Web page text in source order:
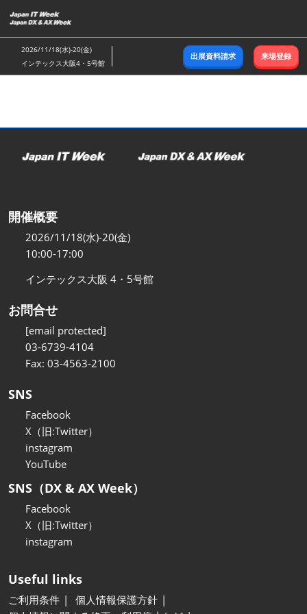
キ
ッ
し
む
2026/11/18(水)-20(金)
インテックス大阪4・5号館
出展資料請求 来場登録
開催概要
2026/11/18(水)-20(金)
10:00-17:00
インテックス大阪 4・5号館
お問合せ
[email protected]
03-6739-4104
Fax: 03-4563-2100
SNS
Facebook
X（旧:Twitter）
instagram
YouTube
SNS（DX & AX Week）
Facebook
X（旧:Twitter）
instagram
Useful links
ご利用条件
個人情報保護方針